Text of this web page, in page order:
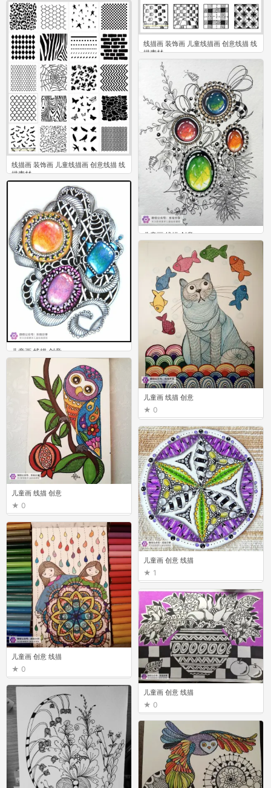
线描画 装饰画 儿童线描画 创意线描 线
描素材
儿童画 线描 创意
线描画 装饰画 儿童线描画 创意线描 线
描素材
儿童画 线描 创意
0
儿童画 创意 线描
1
儿童画 创意 线描
0
儿童画 创意 线描
0
儿童画 线描 创意
0
儿童画 线描 创意
0